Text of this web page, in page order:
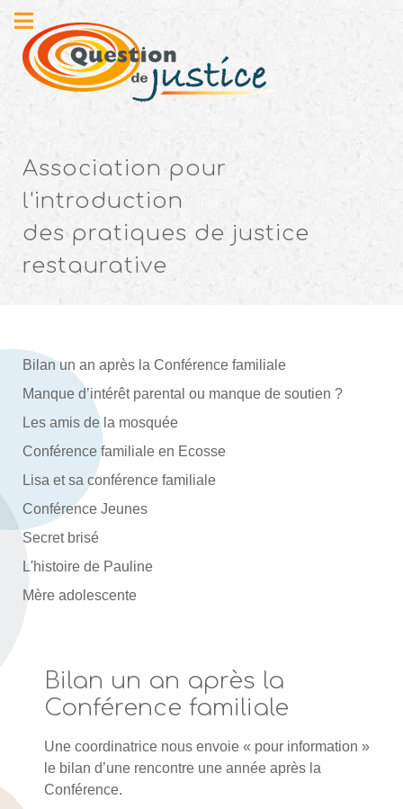
Association pour
l'introduction
des pratiques de justice
restaurative
Bilan un an après la Conférence familiale
Manque d’intérêt parental ou manque de soutien ?
Les amis de la mosquée
Conférence familiale en Ecosse
Lisa et sa conférence familiale
Conférence Jeunes
Secret brisé
L'histoire de Pauline
Mère adolescente
Bilan un an après la
Conférence familiale
Une coordinatrice nous envoie « pour information »
le bilan d’une rencontre une année après la
Conférence.